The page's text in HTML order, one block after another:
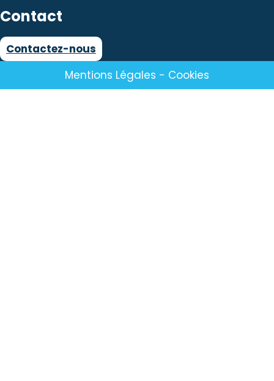
Contact
Contactez-nous
Mentions Légales - Cookies